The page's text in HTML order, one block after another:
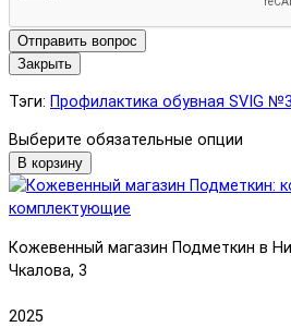
Отправить вопрос
Закрыть
Тэги: Профилактика обувная SVIG
Выберите обязательные опции
В корзину
Кожевенный магазин Подметкин в
Чкалова, 3
2025